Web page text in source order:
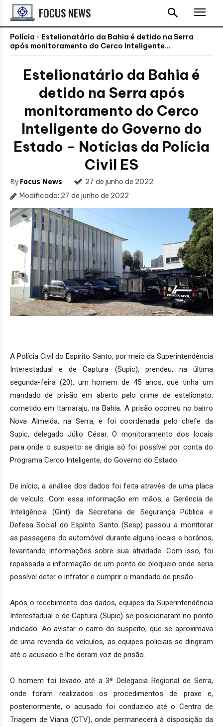
FOCUS NEWS
Polícia
Estelionatário da Bahia é detido na Serra
após monitoramento do Cerco Inteligente...
Estelionatário da Bahia é
detido na Serra após
monitoramento do Cerco
Inteligente do Governo do
Estado – Notícias da Polícia
Civil ES
By Focus News
27 de junho de 2022
Modificado: 27 de junho de 2022
A Polícia Civil do Espírito Santo, por meio da Superintendência
Interestadual e de Captura (Supic), prendeu, na última
segunda-feira (20), um homem de 45 anos, que tinha um
mandado de prisão em aberto pelo crime de estelionato,
cometido em Itamaraju, na Bahia. A prisão ocorreu no bairro
Nova Almeida, na Serra, e foi coordenada pelo chefe da
Supic, delegado Júlio César. O monitoramento dos locais
para onde o suspeito se dirigia só foi possível por conta do
Programa Cerco Inteligente, do Governo do Estado.
De início, a análise dos dados foi feita através de uma placa
de veículo. Com essa informação em mãos, a Gerência de
Inteligência (Gint) da Secretaria de Segurança Pública e
Defesa Social do Espírito Santo (Sesp) passou a monitorar
as passagens do automóvel durante alguns locais e horários,
levantando informações sobre sua atividade. Com isso, foi
repassada a informação de um ponto de bloqueio onde seria
possível deter o infrator e cumprir o mandado de prisão.
Após o recebimento dos dados, equipes da Superintendência
Interestadual e de Captura (Supic) se posicionaram no ponto
indicado. Ao avistar o carro do suspeito, que se aproximava
de uma revenda de veículos, as equipes policiais se dirigiram
até o acusado e lhe deram voz de prisão.
O homem foi levado até a 3ª Delegacia Regional de Serra,
onde foram realizados os procedimentos de praxe e,
posteriormente, o acusado foi conduzido até o Centro de
Triagem de Viana (CTV), onde permanecerá à disposição da